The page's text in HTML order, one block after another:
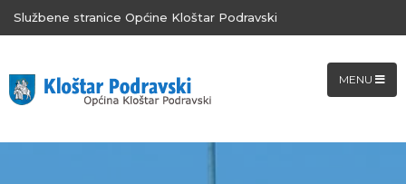
Službene stranice Općine Kloštar Podravski
MENU